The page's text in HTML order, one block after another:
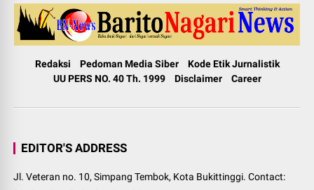
Redaksi Pedoman Media Siber
Kode Etik Jurnalistik
UU PERS NO. 40 Th. 1999
Disclaimer Career
EDITOR'S ADDRESS
Jl. Veteran no. 10, Simpang Tembok, Kota Bukittinggi. Contact: